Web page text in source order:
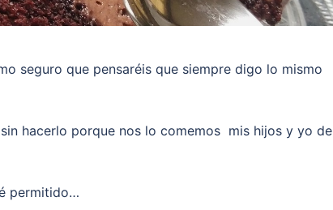
seguro que pensaréis que siempre digo lo mismo
hacerlo porque nos lo comemos mis hijos y yo de
permitido…